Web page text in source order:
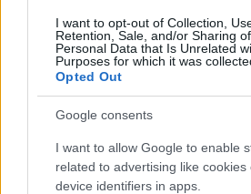
I want to opt-out of Collection,
Retention, Sale, and/or Sharing
Personal Data that Is Unrelated
Purposes for which it was
Opted Out
Google consents
I want to allow Google to enable
related to advertising like cookies
device identifiers in apps.